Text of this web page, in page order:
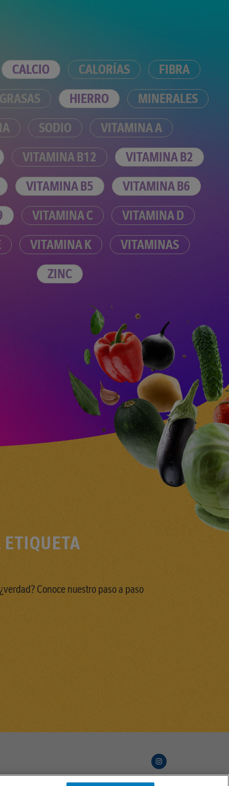
CALCIO CALORÍAS
FIBRA
HIERRO
MINERALES
SODIO
VITAMINA A
VITAMINA B12
VITAMINA B2
VITAMINA B5
VITAMINA B6
VITAMINA C
VITAMINA D
VITAMINA K
VITAMINAS
ZINC
Conoce nuestro paso a paso